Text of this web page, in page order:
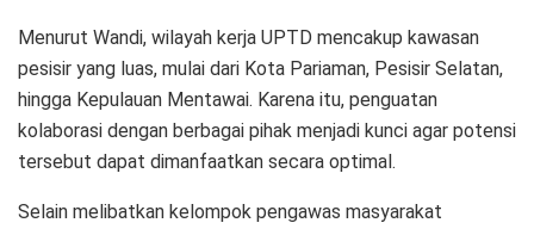
Menurut Wandi, wilayah kerja UPTD mencakup kawasan
pesisir yang luas, mulai dari Kota Pariaman, Pesisir Selatan,
hingga Kepulauan Mentawai. Karena itu, penguatan
kolaborasi dengan berbagai pihak menjadi kunci agar potensi
tersebut dapat dimanfaatkan secara optimal.
Selain melibatkan kelompok pengawas masyarakat